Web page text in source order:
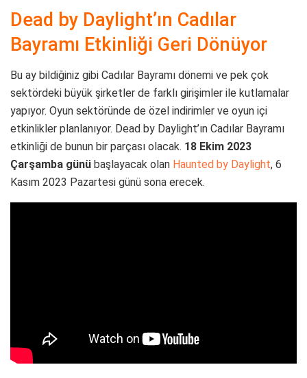
Dead by Daylight’ın Cadılar
Bayramı Etkinliği Geri Dönüyor
Bu ay bildiğiniz gibi Cadılar Bayramı dönemi ve pek çok
sektördeki büyük şirketler de farklı girişimler ile kutlamalar
yapıyor. Oyun sektöründe de özel indirimler ve oyun içi
etkinlikler planlanıyor. Dead by Daylight’ın Cadılar Bayramı
etkinliği de bunun bir parçası olacak. 18 Ekim 2023
Çarşamba günü başlayacak olan Haunted by Daylight, 6
Kasım 2023 Pazartesi günü sona erecek.